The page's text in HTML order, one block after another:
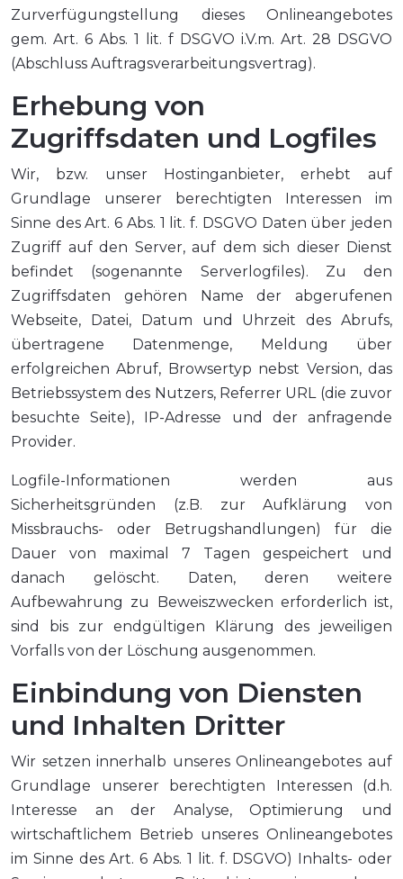
Zurverfügungstellung dieses Onlineangebotes
gem. Art. 6 Abs. 1 lit. f DSGVO i.V.m. Art. 28 DSGVO
(Abschluss Auftragsverarbeitungsvertrag).
Erhebung von
Zugriffsdaten und Logfiles
Wir, bzw. unser Hostinganbieter, erhebt auf
Grundlage unserer berechtigten Interessen im
Sinne des Art. 6 Abs. 1 lit. f. DSGVO Daten über jeden
Zugriff auf den Server, auf dem sich dieser Dienst
befindet (sogenannte Serverlogfiles). Zu den
Zugriffsdaten gehören Name der abgerufenen
Webseite, Datei, Datum und Uhrzeit des Abrufs,
übertragene Datenmenge, Meldung über
erfolgreichen Abruf, Browsertyp nebst Version, das
Betriebssystem des Nutzers, Referrer URL (die zuvor
besuchte Seite), IP-Adresse und der anfragende
Provider.
Logfile-Informationen werden aus
Sicherheitsgründen (z.B. zur Aufklärung von
Missbrauchs- oder Betrugshandlungen) für die
Dauer von maximal 7 Tagen gespeichert und
danach gelöscht. Daten, deren weitere
Aufbewahrung zu Beweiszwecken erforderlich ist,
sind bis zur endgültigen Klärung des jeweiligen
Vorfalls von der Löschung ausgenommen.
Einbindung von Diensten
und Inhalten Dritter
Wir setzen innerhalb unseres Onlineangebotes auf
Grundlage unserer berechtigten Interessen (d.h.
Interesse an der Analyse, Optimierung und
wirtschaftlichem Betrieb unseres Onlineangebotes
im Sinne des Art. 6 Abs. 1 lit. f. DSGVO) Inhalts- oder